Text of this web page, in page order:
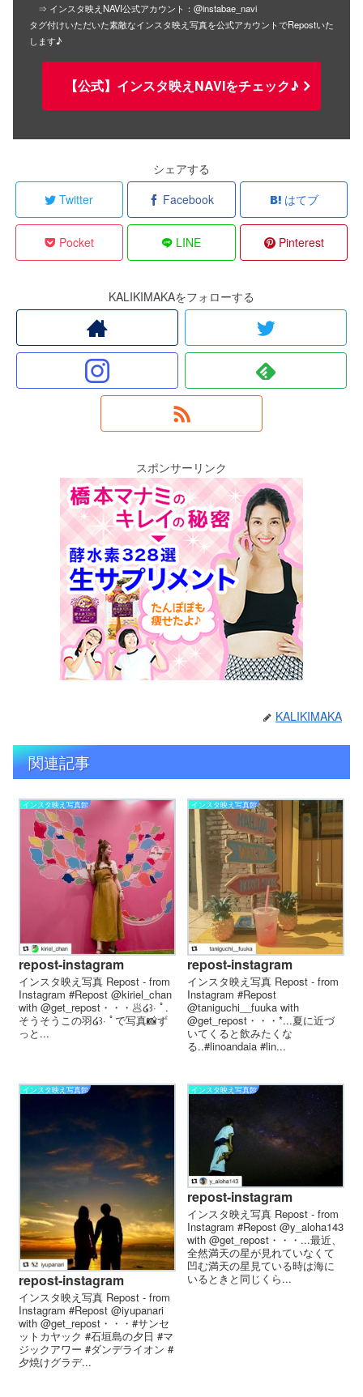
⇒ インスタ映えNAVI公式アカウント：@instabae_navi
タグ付けいただいた素敵なインスタ映え写真を公式アカウントでRepostいた
します♪
【公式】インスタ映えNAVIをチェック♪
シェアする
Twitter
Facebook はてブ
Pocket LINE Pinterest
KALIKIMAKAをフォローする
スポンサーリンク
KALIKIMAKA
関連記事
インスタ映え写真館
repost-instagram
インスタ映え写真 Repost - from
Instagram #Repost @kiriel_chan
with @get_repost・・・🥟໒꒱· ﾟ.
そうそうこの羽໒꒱· ﾟで写真📸ず
っと...
インスタ映え写真館
repost-instagram
インスタ映え写真 Repost - from
Instagram #Repost
@taniguchi__fuuka with
@get_repost・・・*...夏に近づ
いてくると飲みたくな
る..#linoandaia #lin...
インスタ映え写真館
repost-instagram
インスタ映え写真 Repost - from
Instagram #Repost @iyupanari
with @get_repost・・・#サンセ
ットカヤック #石垣島の夕日 #マ
ジックアワー #ダンデライオン #
夕焼けグラデ...
インスタ映え写真館
repost-instagram
インスタ映え写真 Repost - from
Instagram #Repost @y_aloha143
with @get_repost・・・...最近、
全然満天の星が見れていなくて
凹む満天の星見ている時は海に
いるときと同じくら...